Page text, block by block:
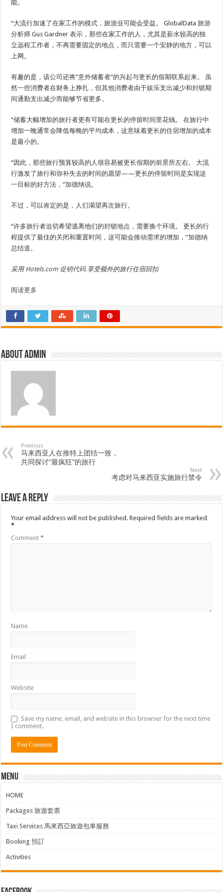
能。
“大流行加速了在家工作的模式，旅游业可能会受益。 GlobalData 旅游
分析师 Gus Gardner 表示，那些在家工作的人，尤其是薪水较高的独
立远程工作者，不再需要固定的地点，而只需要一个安静的地方，可以
上网。
有趣的是，该公司还将“意外储蓄者”的兴起与更长的假期联系起来。 虽
然一些消费者在财务上挣扎，但其他消费者由于娱乐支出减少和封锁期
间通勤支出减少而能够节省更多。
“储蓄大幅增加的旅行者更有可能在更长的停留时间里花钱。 在旅行中
增加一晚通常会降低每晚的平均成本，这意味着更长的住宿增加的成本
是最小的。
“因此，那些旅行预算较高的人很容易被更长假期的前景所左右。 大流
行激发了旅行和弥补失去的时间的愿望——更长的停留时间是实现这
一目标的好方法，”加德纳说。
不过，可以肯定的是，人们渴望再次旅行。
“许多旅行者迫切希望逃离他们的封锁地点，需要换个环境。 更长的行
程提供了最佳的关闭和重置时间，这可能会推动需求的增加，”加德纳
总结道。
采用 Hotels.com 促销代码享受额外的旅行住宿回扣
阅读更多
About admin
Previous
马来西亚人在推特上团结一致，
共同探讨“最疯狂”的旅行
Next
考虑对马来西亚实施旅行禁令
Leave a Reply
Your email address will not be published. Required fields are marked
*
Comment*
Name
Email
Website
Save my name, email, and website in this browser for the next time
I comment.
Menu
HOME
Packages 旅遊套票
Taxi Services 馬來西亞旅遊包車服務
Booking 預訂
Activities